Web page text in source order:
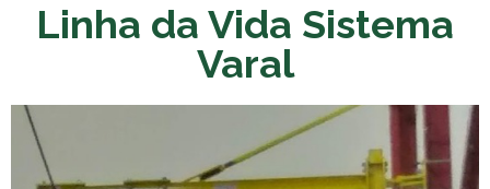
Linha da Vida Sistema
Varal